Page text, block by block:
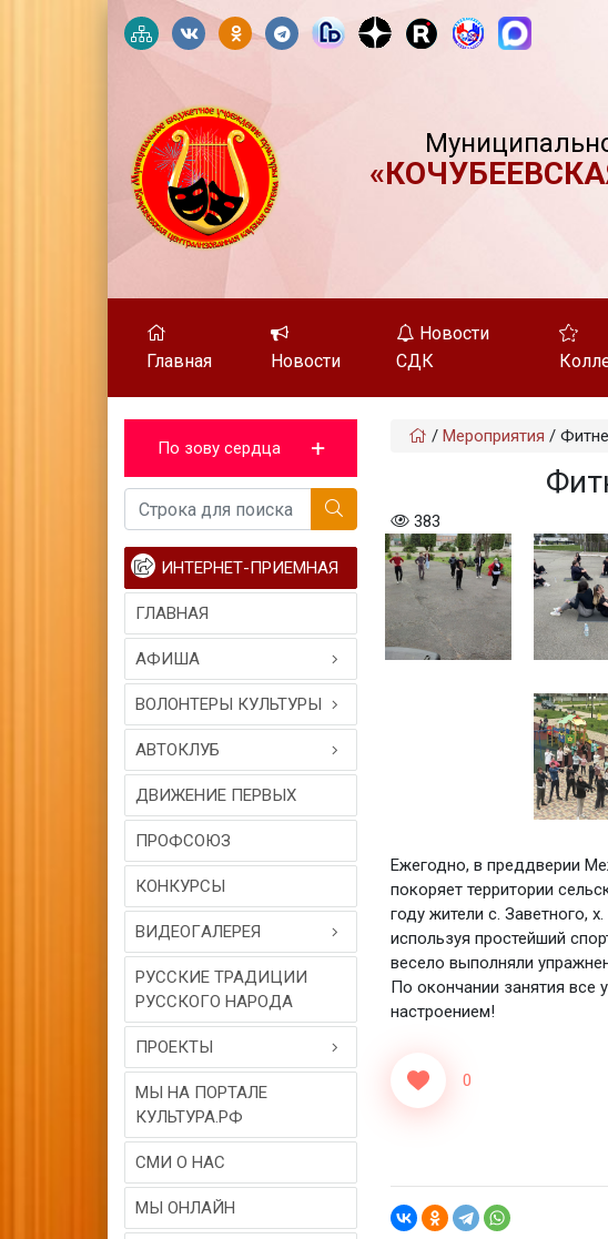
Главная Новости
Новости
СДК
По зову сердца
ИНТЕРНЕТ-ПРИЕМНАЯ
ГЛАВНАЯ
АФИША
ВОЛОНТЕРЫ КУЛЬТУРЫ
АВТОКЛУБ
ДВИЖЕНИЕ ПЕРВЫХ
ПРОФСОЮЗ
КОНКУРСЫ
ВИДЕОГAЛЕРЕЯ
РУССКИЕ ТРАДИЦИИ
РУССКОГО НАРОДА
ПРОЕКТЫ
МЫ НА ПОРТАЛЕ
КУЛЬТУРА.РФ
СМИ О НАС
МЫ ОНЛАЙН
/ Мероприятия /
383
Ежегодно, в преддверии
покоряет территории
году жители с. Заветного,
используя простейший
весело выполняли
По окончании занятия все
настроением!
0